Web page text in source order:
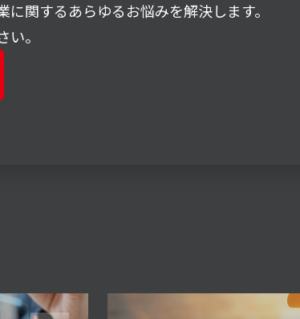
に関するあらゆるお悩みを解決します。
。